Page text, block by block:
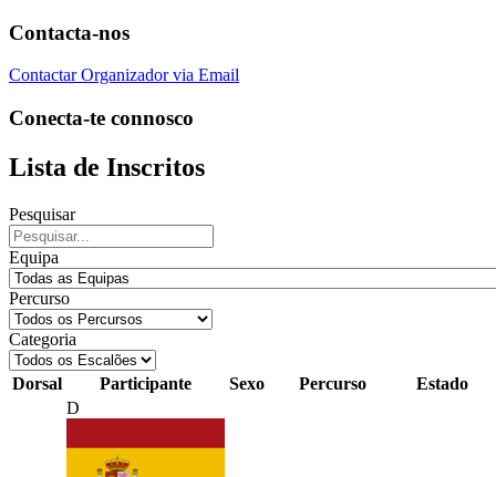
Contacta-nos
Contactar Organizador via Email
Conecta-te connosco
Lista de Inscritos
Pesquisar
Equipa
Percurso
Categoria
Dorsal Participante Sexo Percurso Estado
D